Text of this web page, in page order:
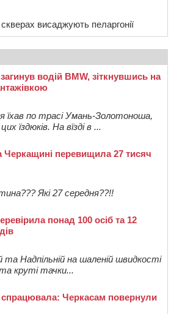
висаджують пеларгонії
водій BMW, зіткнувшись на
їхав по трасі Умань-Золотоноша,
їздюків. На вїзді в ...
Черкащині перевищила 27 тисяч
Які 27 середня??!!
понад 100 осіб та 12
та Надпільній на шаленій швидкості
круті тачки...
спрацювала: Черкасам повернули